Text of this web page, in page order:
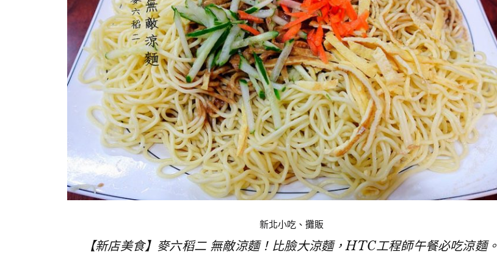
新北小吃、攤販
【新店美食】麥六稻二 無敵涼麵！比臉大涼麵，HTC工程師午餐必吃涼麵。